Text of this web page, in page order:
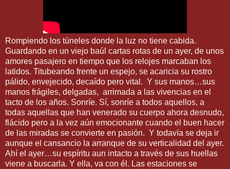
Rompiendo los túneles donde la luz no tiene cabida.
Guardando en un viejo baúl cartas rotas de un ayer, de unos
amores pasajero en tiempo que los relojes marcaban los
latidos. Titubeando frente un espejo, se acaricia su rostro
pálido, envejecido, decaído pero vital. Y sus manos…sus
manos frágiles, delgadas, arrimada a las vivencias en el
tacto de los años. Sonríe. Sí, sonríe a todos aquellos, a
todas aquellas que han venerado su cuerpo ahora desnudo,
flácido pero a la vez aún emocionante cuando el buen hacer
de las miradas se convierte en pasión. Y todavía se deja ir
aunque el cansancio la arranque de su verticalidad del ayer.
Ahí el ayer…su espíritu aun intacto a través de sus huellas
viene a buscarla. Y ella, va con él. Las estaciones se